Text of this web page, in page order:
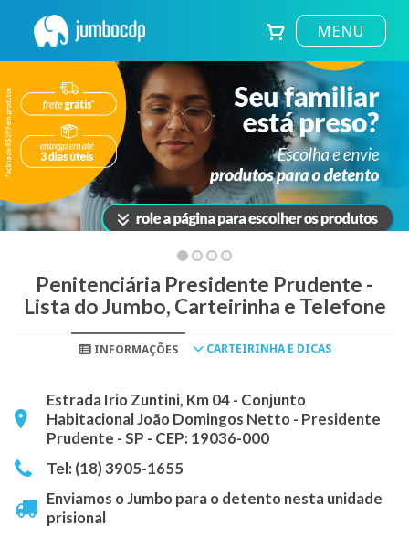
MENU
Penitenciária Presidente Prudente -
Lista do Jumbo, Carteirinha e Telefone
INFORMAÇÕES CARTEIRINHA E DICAS
Estrada Irio Zuntini, Km 04 - Conjunto
Habitacional João Domingos Netto - Presidente
Prudente - SP - CEP: 19036-000
Tel: (18) 3905-1655
Enviamos o Jumbo para o detento nesta unidade
prisional